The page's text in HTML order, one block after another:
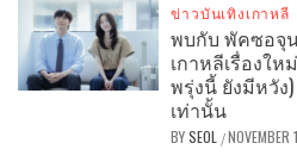
ข่าวบันเทิงเกาหลี
พบกับ พัคซอจุ
เกาหลีเรื่องใหม่
พรุ่งนี้ ยังมีหวัง)
เท่านั้น
BYSEOL /